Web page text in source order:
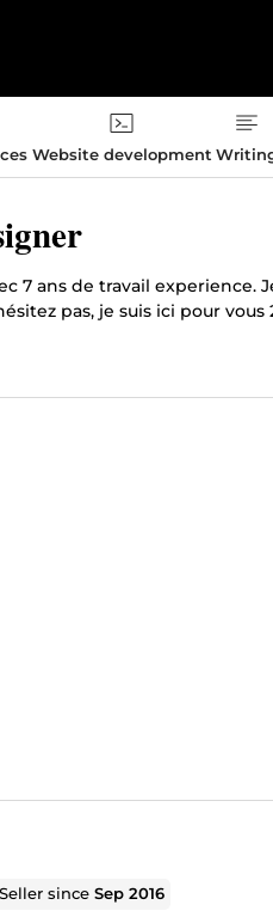
Website development
7 ans de travail
pas, je suis ici pour
Seller sinceSep 2016